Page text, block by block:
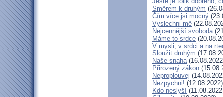
Směrem k druhým
Čím více jsi mocný
Vyslechni mě
Nejcennější svoboda
Máme to srdce
V mysli, v srdci a na
Sloužit druhým
Naše snaha
Přirozený zákon
Neproplouvej
Nezpychni! (12.08.2022)
Kdo neslyší